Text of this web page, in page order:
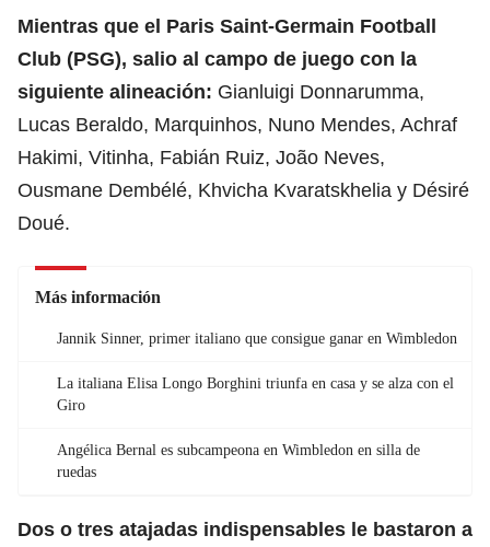
Mientras que el Paris Saint-Germain Football
Club (PSG), salio al campo de juego con la
siguiente alineación: Gianluigi Donnarumma,
Lucas Beraldo, Marquinhos, Nuno Mendes, Achraf
Hakimi, Vitinha, Fabián Ruiz, João Neves,
Ousmane Dembélé, Khvicha Kvaratskhelia y Désiré
Doué.
Más información
Jannik Sinner, primer italiano que consigue ganar en Wimbledon
La italiana Elisa Longo Borghini triunfa en casa y se alza con el
Giro
Angélica Bernal es subcampeona en Wimbledon en silla de
ruedas
Dos o tres atajadas indispensables le bastaron a